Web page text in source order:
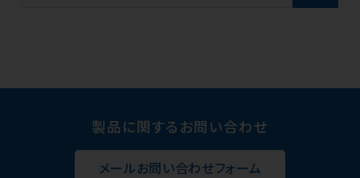
製品に関するお問い合わせ
メールお問い合わせフォーム